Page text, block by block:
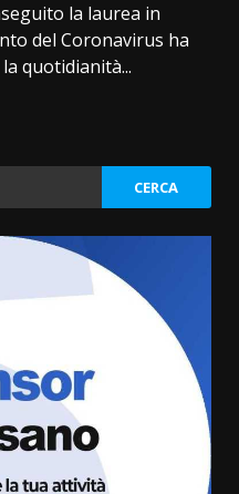
la laurea in
del Coronavirus ha
quotidianità...
coordinatrice
d’Italia,
in Consiglio